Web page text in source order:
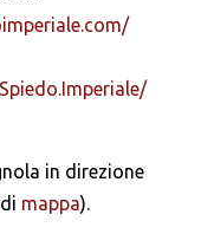
in direzione
mappa).